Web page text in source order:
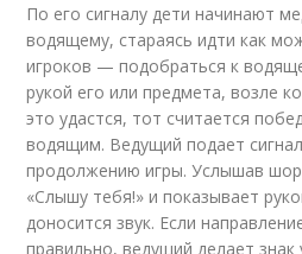
По его сигналу дети начинают
водящему, стараясь идти как
игроков — подобраться к
рукой его или предмета, возле
это удастся, тот считается
водящим. Ведущий подает
продолжению игры. Услышав
«Слышу тебя!» и показывает
доносится звук. Если
правильно, ведущий делает знак